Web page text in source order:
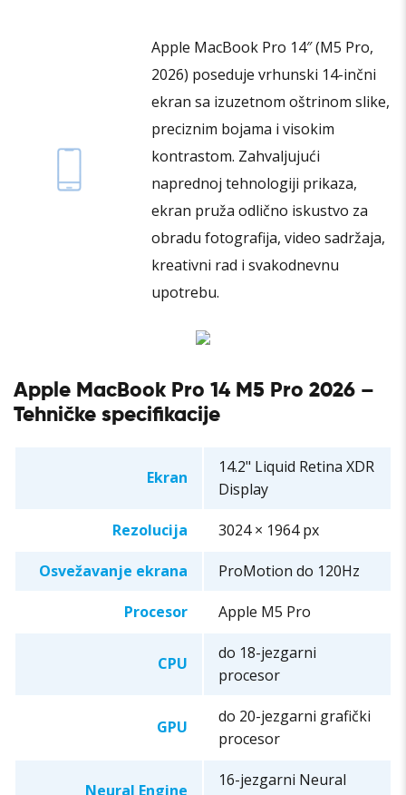
Apple MacBook Pro 14″ (M5 Pro,
2026) poseduje vrhunski 14-inčni
ekran sa izuzetnom oštrinom slike,
preciznim bojama i visokim
kontrastom. Zahvaljujući
naprednoj tehnologiji prikaza,
ekran pruža odlično iskustvo za
obradu fotografija, video sadržaja,
kreativni rad i svakodnevnu
upotrebu.
Apple MacBook Pro 14 M5 Pro 2026 –
Tehničke specifikacije
Ekran
14.2" Liquid Retina XDR
Display
Rezolucija 3024 × 1964 px
Osvežavanje ekrana ProMotion do 120Hz
Procesor Apple M5 Pro
CPU
do 18-jezgarni
procesor
GPU
do 20-jezgarni grafički
procesor
Neural Engine
16-jezgarni Neural